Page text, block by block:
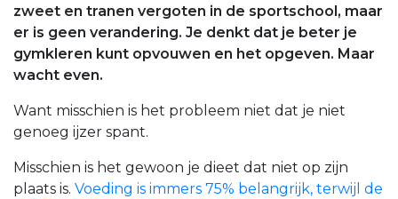
zweet en tranen vergoten in de sportschool, maar
er is geen verandering. Je denkt dat je beter je
gymkleren kunt opvouwen en het opgeven. Maar
wacht even.
Want misschien is het probleem niet dat je niet
genoeg ijzer spant.
Misschien is het gewoon je dieet dat niet op zijn
plaats is. Voeding is immers 75% belangrijk, terwijl de